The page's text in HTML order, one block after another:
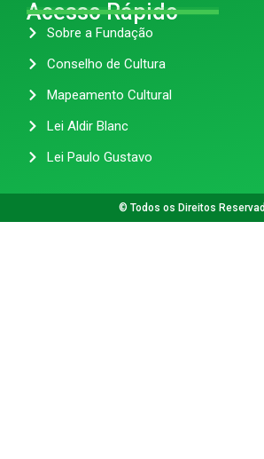
Acesso Rápido
Sobre a Fundação
Conselho de Cultura
Mapeamento Cultural
Lei Aldir Blanc
Lei Paulo Gustavo
© Todos os Direitos